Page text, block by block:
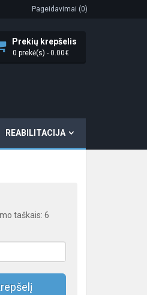
Pageidavimai (0)
Prekių krepšelis
0 prekė(s) - 0.00€
REABILITACIJA
taškais: 6